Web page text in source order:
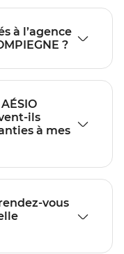
à l’agence
?
ils
à mes
vous